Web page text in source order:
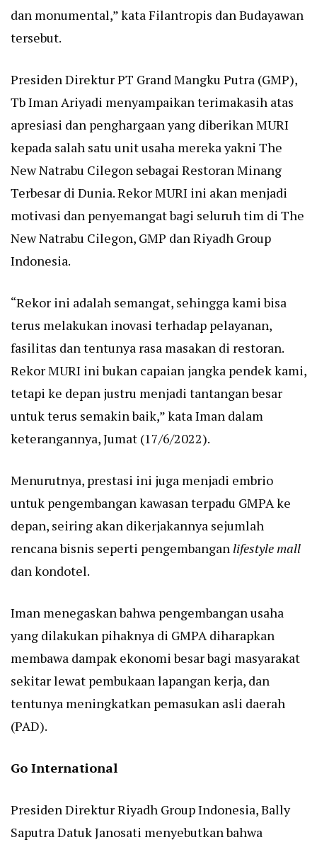
dan monumental,” kata Filantropis dan Budayawan
tersebut.
Presiden Direktur PT Grand Mangku Putra (GMP),
Tb Iman Ariyadi menyampaikan terimakasih atas
apresiasi dan penghargaan yang diberikan MURI
kepada salah satu unit usaha mereka yakni The
New Natrabu Cilegon sebagai Restoran Minang
Terbesar di Dunia. Rekor MURI ini akan menjadi
motivasi dan penyemangat bagi seluruh tim di The
New Natrabu Cilegon, GMP dan Riyadh Group
Indonesia.
“Rekor ini adalah semangat, sehingga kami bisa
terus melakukan inovasi terhadap pelayanan,
fasilitas dan tentunya rasa masakan di restoran.
Rekor MURI ini bukan capaian jangka pendek kami,
tetapi ke depan justru menjadi tantangan besar
untuk terus semakin baik,” kata Iman dalam
keterangannya, Jumat (17/6/2022).
Menurutnya, prestasi ini juga menjadi embrio
untuk pengembangan kawasan terpadu GMPA ke
depan, seiring akan dikerjakannya sejumlah
rencana bisnis seperti pengembangan lifestyle mall
dan kondotel.
Iman menegaskan bahwa pengembangan usaha
yang dilakukan pihaknya di GMPA diharapkan
membawa dampak ekonomi besar bagi masyarakat
sekitar lewat pembukaan lapangan kerja, dan
tentunya meningkatkan pemasukan asli daerah
(PAD).
Go International
Presiden Direktur Riyadh Group Indonesia, Bally
Saputra Datuk Janosati menyebutkan bahwa